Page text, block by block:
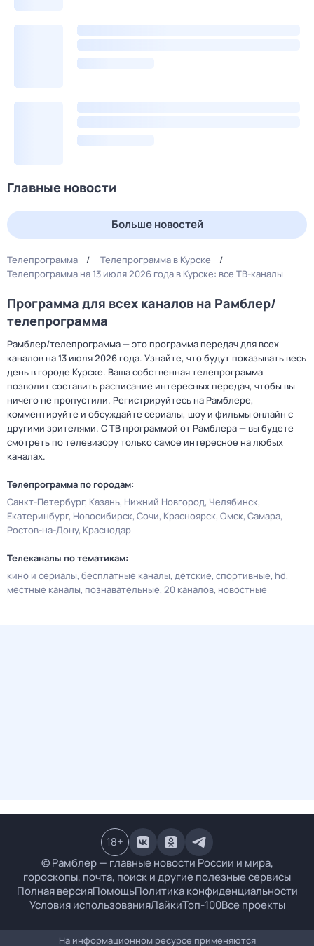
Главные новости
Больше новостей
Телепрограмма
Телепрограмма в Курске
Телепрограмма на 13 июля 2026 года в Курске: все ТВ-каналы
Программа для всех каналов на Рамблер/
телепрограмма
Рамблер/телепрограмма — это программа передач для всех
каналов на 13 июля 2026 года. Узнайте, что будут показывать весь
день в городе Курске. Ваша собственная телепрограмма
позволит составить расписание интересных передач, чтобы вы
ничего не пропустили. Регистрируйтесь на Рамблере,
комментируйте и обсуждайте сериалы, шоу и фильмы онлайн с
другими зрителями. С ТВ программой от Рамблера — вы будете
смотреть по телевизору только самое интересное на любых
каналах.
Телепрограмма по городам:
Санкт-Петербург Казань Нижний Новгород Челябинск
Екатеринбург Новосибирск Сочи Красноярск Омск Самара
Ростов-на-Дону Краснодар
Телеканалы по тематикам:
кино и сериалы бесплатные каналы детские спортивные hd
местные каналы познавательные 20 каналов новостные
© Рамблер — главные новости России и мира,
гороскопы, почта, поиск и другие полезные сервисы
Полная версияПомощьПолитика конфиденциальности
Условия использованияЛайкиТоп-100Все проекты
18+
На информационном ресурсе применяются